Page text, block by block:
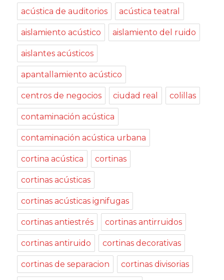
acústica de auditorios acústica teatral
aislamiento acústico aislamiento del ruido
aislantes acústicos
apantallamiento acústico
centros de negocios ciudad real colillas
contaminación acústica
contaminación acústica urbana
cortina acústica cortinas
cortinas acústicas
cortinas acústicas ignifugas
cortinas antiestrés cortinas antirruidos
cortinas antiruido cortinas decorativas
cortinas de separacion cortinas divisorias